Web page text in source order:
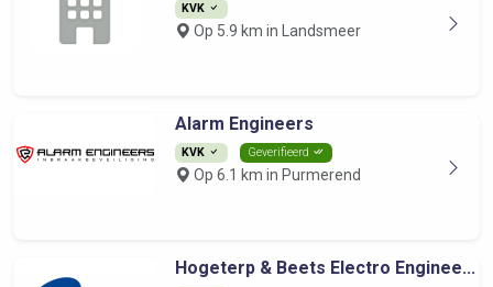
KVK
Op 5.9 km in Landsmeer
Alarm Engineers
KVK Geverifieerd
Op 6.1 km in Purmerend
Hogeterp & Beets Electro Enginee...